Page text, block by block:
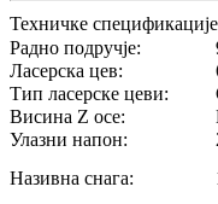
Техничке
Радно подручје:
Ласерска цев:
Тип ласерске цеви:
Висина Z осе:
Улазни напон:
Називна снага: